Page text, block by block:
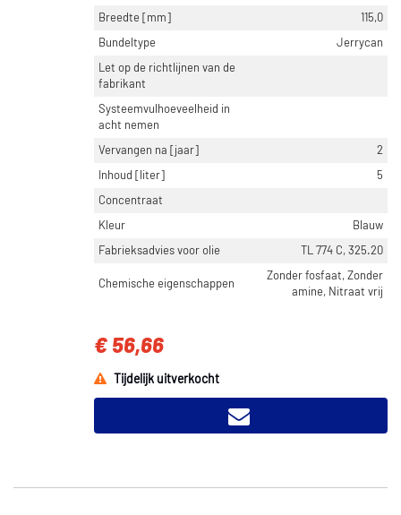
Breedte [mm]
115,0
Bundeltype
Jerrycan
Let op de richtlijnen van de
fabrikant
Systeemvulhoeveelheid in
acht nemen
Vervangen na [jaar]
2
Inhoud [liter]
5
Concentraat
Kleur
Blauw
Fabrieksadvies voor olie
TL 774 C, 325.20
Chemische eigenschappen
Zonder fosfaat, Zonder
amine, Nitraat vrij
€ 56,66
Tijdelijk uitverkocht